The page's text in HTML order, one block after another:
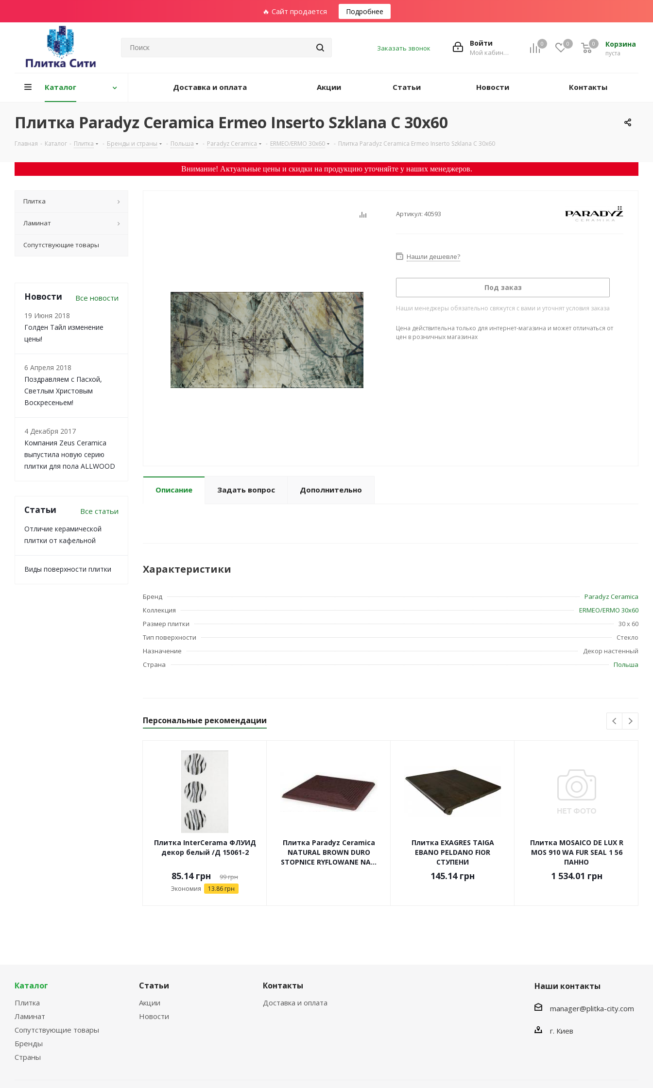
🔥 Сайт продается Подробнее
0 0 Корзина
пуста
0
Войти
Мой кабинет
Заказать звонок
Каталог Доставка и оплата Акции Статьи Новости Контакты
Плитка Paradyz Ceramica Ermeo Inserto Szklana С 30х60
Главная - Каталог - Плитка - Бренды и страны - Польша - Paradyz Ceramica - ERMEO/ERMO 30х60 - Плитка Paradyz Ceramica Ermeo Inserto Szklana С 30х60
Внимание! Актуальные цены и скидки на продукцию уточняйте у наших менеджеров.
Артикул: 40593
Нашли дешевле?
Под заказ
Наши менеджеры обязательно свяжутся с вами и уточнят условия заказа
Цена действительна только для интернет-магазина и может отличаться от
цен в розничных магазинах
Описание Задать вопрос Дополнительно
Характеристики
Бренд
Paradyz Ceramica
Коллекция
ERMEO/ERMO 30х60
Размер плитки
30 x 60
Тип поверхности
Стекло
Назначение
Декор настенный
Страна
Польша
Персональные рекомендации
Плитка InterCerama ФЛУИД
декор белый /Д 15061-2
85.14грн 99грн
Экономия 13.86 грн
Плитка Paradyz Ceramica
NATURAL BROWN DURO
STOPNICE RYFLOWANE NA...
Плитка EXAGRES TAIGA
EBANO PELDANO FIOR
СТУПЕНИ
145.14грн
Плитка MOSAICO DE LUX R
MOS 910 WA FUR SEAL 1 56
ПАННО
1 534.01 грн
Плитка
Ламинат
Сопутствующие товары
Новости Все новости
19 Июня 2018
Голден Тайл изменение
цены!
6 Апреля 2018
Поздравляем с Пасхой,
Светлым Христовым
Воскресеньем!
4 Декабря 2017
Компания Zeus Ceramica
выпустила новую серию
плитки для пола ALLWOOD
Статьи Все статьи
Отличие керамической
плитки от кафельной
Виды поверхности плитки
Каталог
Плитка
Ламинат
Сопутствующие товары
Бренды
Страны
Статьи
Акции
Новости
Контакты
Доставка и оплата
Наши контакты
manager@plitka-city.com
г. Киев